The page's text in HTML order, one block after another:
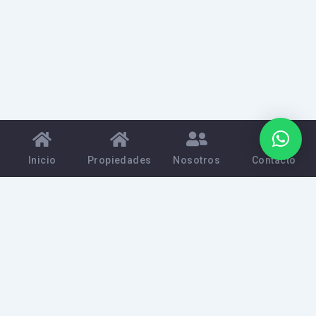
Inicio Propiedades Nosotros Contacto